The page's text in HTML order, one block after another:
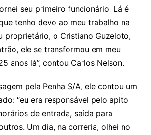
seu primeiro funcionário. Lá é
tenho devo ao meu trabalho na
proprietário, o Cristiano Guzeloto,
ele se transformou em meu
anos lá”, contou Carlos Nelson.
pela Penha S/A, ele contou um
“eu era responsável pelo apito
de entrada, saída para
Um dia, na correria, olhei no